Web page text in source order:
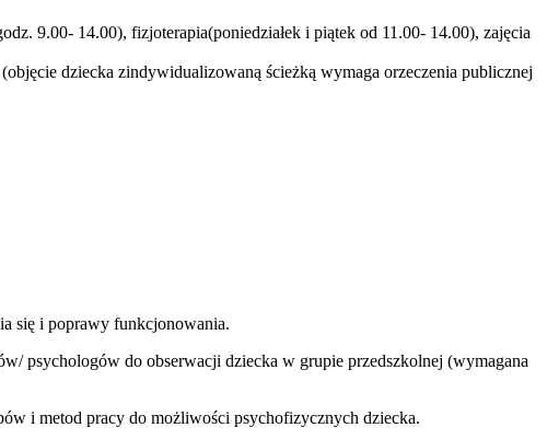
9.00- 14.00), fizjoterapia(poniedziałek i piątek od 11.00- 14.00), zajęcia
dziecka zindywidualizowaną ścieżką wymaga orzeczenia publicznej
się i poprawy funkcjonowania.
psychologów do obserwacji dziecka w grupie przedszkolnej (wymagana
i metod pracy do możliwości psychofizycznych dziecka.